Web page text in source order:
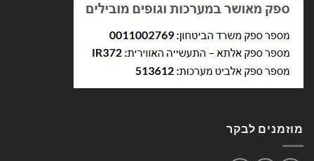
מוזמנים לבקר